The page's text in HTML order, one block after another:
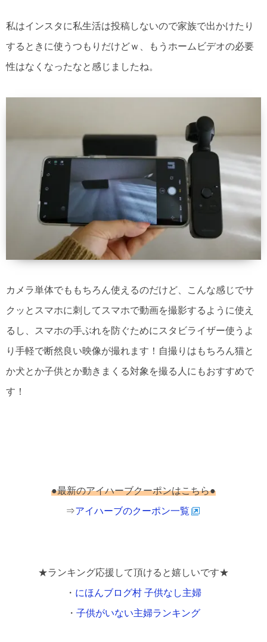
私はインスタに私生活は投稿しないので家族で出かけたり
するときに使うつもりだけどｗ、もうホームビデオの必要
性はなくなったなと感じましたね。
カメラ単体でももちろん使えるのだけど、こんな感じでサ
クッとスマホに刺してスマホで動画を撮影するように使え
るし、スマホの手ぶれを防ぐためにスタビライザー使うよ
り手軽で断然良い映像が撮れます！自撮りはもちろん猫と
か犬とか子供とか動きまくる対象を撮る人にもおすすめで
す！
●最新のアイハーブクーポンはこちら●
⇒アイハーブのクーポン一覧
★ランキング応援して頂けると嬉しいです★
・ にほんブログ村 子供なし主婦
・ 子供がいない主婦ランキング